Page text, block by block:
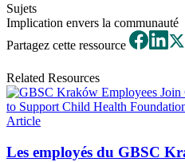
Sujets
Implication envers la communauté
Partagez cette ressource
Related Resources
Article
Les employés du GBSC